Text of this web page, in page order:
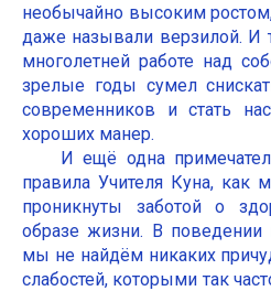
необычайно высоким
даже называли верзилой. И
многолетней работе над
зрелые годы сумел
современников и стать
хороших манер.
И ещё одна
правила Учителя Куна, как
проникнуты заботой о
образе жизни. В
мы не найдём никаких
слабостей, которыми так